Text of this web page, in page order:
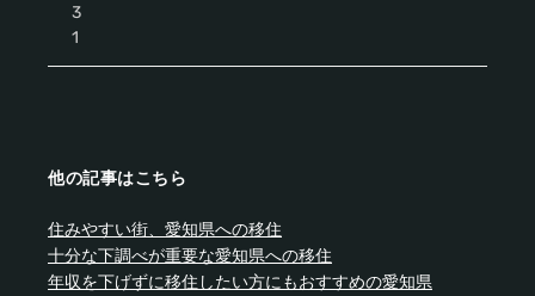
3
1
他の記事はこちら
住みやすい街、愛知県への移住
十分な下調べが重要な愛知県への移住
年収を下げずに移住したい方にもおすすめの愛知県